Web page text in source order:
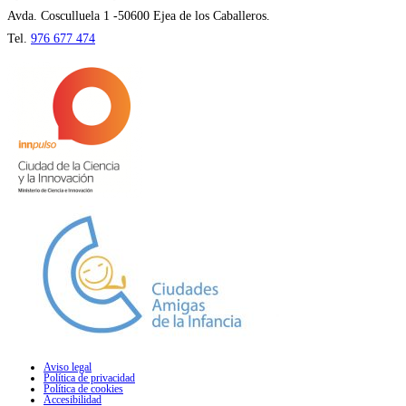
pestaña
Avda. Cosculluela 1 -50600 Ejea de los Caballeros.
Tel. 976 677 474
Aviso legal
Política de privacidad
Política de cookies
Accesibilidad